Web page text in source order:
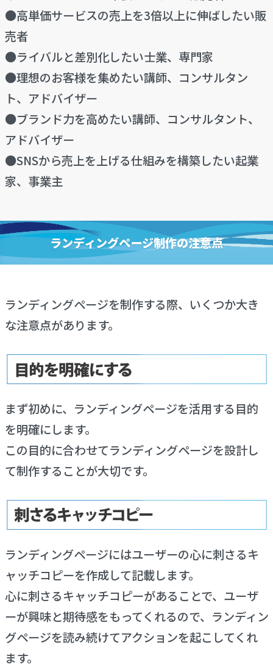
●高単価サービスの売上を3倍以上に伸ばしたい販
売者
●ライバルと差別化したい士業、専門家
●理想のお客様を集めたい講師、コンサルタン
ト、アドバイザー
●ブランド力を高めたい講師、コンサルタント、
アドバイザー
●SNSから売上を上げる仕組みを構築したい起業
家、事業主
ランディングページ制作の注意点
ランディングページを制作する際、いくつか大き
な注意点があります。
まず初めに、ランディングページを活用する目的
を明確にします。
この目的に合わせてランディングページを設計し
て制作することが大切です。
ランディングページにはユーザーの心に刺さるキ
ャッチコピーを作成して記載します。
心に刺さるキャッチコピーがあることで、ユーザ
ーが興味と期待感をもってくれるので、ランディン
グページを読み続けてアクションを起こしてくれ
ます。